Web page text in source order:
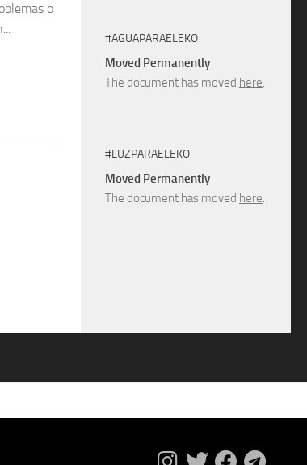
o
#AGUAPARAELEKO
Moved Permanently
The document has moved here.
#LUZPARAELEKO
Moved Permanently
The document has moved here.